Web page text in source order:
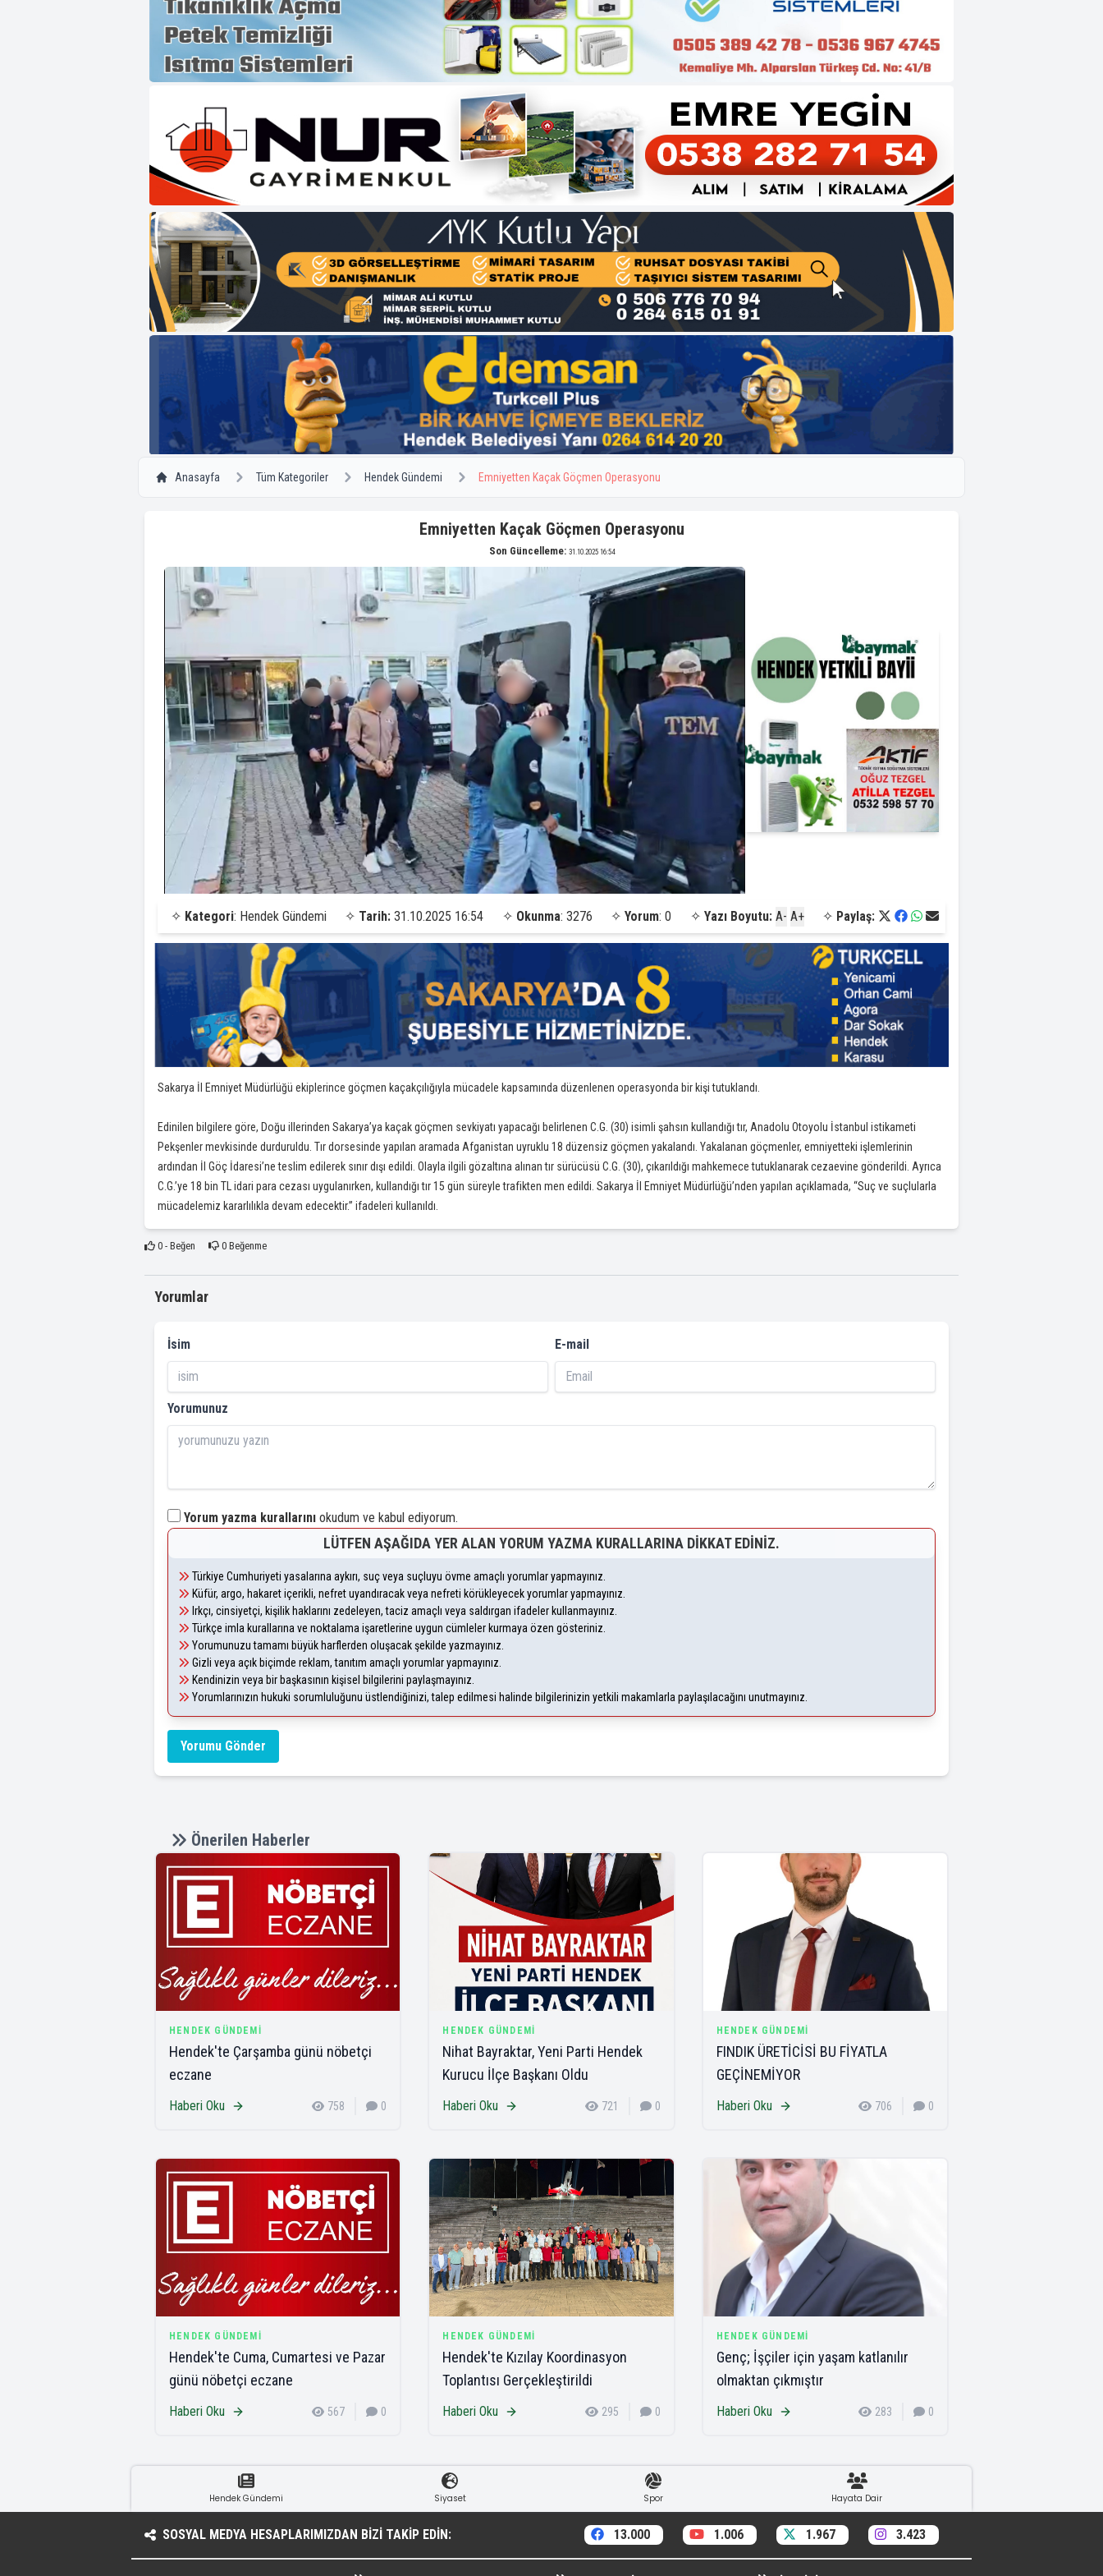
Anasayfa Tüm Kategoriler Hendek Gündemi Emniyetten Kaçak Göçmen Operasyonu
Emniyetten Kaçak Göçmen Operasyonu
Son Güncelleme: 31.10.2025 16:54
✧ Kategori: Hendek Gündemi ✧ Tarih: 31.10.2025 16:54 ✧ Okunma: 3276 ✧Yorum: 0 ✧ Yazı Boyutu: A- A+ ✧ Paylaş:
Sakarya İl Emniyet Müdürlüğü ekiplerince göçmen kaçakçılığıyla mücadele kapsamında düzenlenen operasyonda bir kişi tutuklandı.
Edinilen bilgilere göre, Doğu illerinden Sakarya’ya kaçak göçmen sevkiyatı yapacağı belirlenen C.G. (30) isimli şahsın kullandığı tır, Anadolu Otoyolu İstanbul istikameti
Pekşenler mevkisinde durduruldu. Tır dorsesinde yapılan aramada Afganistan uyruklu 18 düzensiz göçmen yakalandı. Yakalanan göçmenler, emniyetteki işlemlerinin
ardından İl Göç İdaresi’ne teslim edilerek sınır dışı edildi. Olayla ilgili gözaltına alınan tır sürücüsü C.G. (30), çıkarıldığı mahkemece tutuklanarak cezaevine gönderildi. Ayrıca
C.G.’ye 18 bin TL idari para cezası uygulanırken, kullandığı tır 15 gün süreyle trafikten men edildi. Sakarya İl Emniyet Müdürlüğü’nden yapılan açıklamada, “Suç ve suçlularla
mücadelemiz kararlılıkla devam edecektir.” ifadeleri kullanıldı.
0- Beğen 0Beğenme
Yorumlar
İsim E-mail
Yorumunuz
Yorum yazma kurallarını okudum ve kabul ediyorum.
LÜTFEN AŞAĞIDA YER ALAN YORUM YAZMA KURALLARINA DIKKAT EDINIZ.
Türkiye Cumhuriyeti yasalarına aykırı, suç veya suçluyu övme amaçlı yorumlar yapmayınız.
Küfür, argo, hakaret içerikli, nefret uyandıracak veya nefreti körükleyecek yorumlar yapmayınız.
Irkçı, cinsiyetçi, kişilik haklarını zedeleyen, taciz amaçlı veya saldırgan ifadeler kullanmayınız.
Türkçe imla kurallarına ve noktalama işaretlerine uygun cümleler kurmaya özen gösteriniz.
Yorumunuzu tamamı büyük harflerden oluşacak şekilde yazmayınız.
Gizli veya açık biçimde reklam, tanıtım amaçlı yorumlar yapmayınız.
Kendinizin veya bir başkasının kişisel bilgilerini paylaşmayınız.
Yorumlarınızın hukuki sorumluluğunu üstlendiğinizi, talep edilmesi halinde bilgilerinizin yetkili makamlarla paylaşılacağını unutmayınız.
Yorumu Gönder
Önerilen Haberler
HENDEK GÜNDEMI
Hendek'te Çarşamba günü nöbetçi
eczane
Haberi Oku 758 0
HENDEK GÜNDEMI
Nihat Bayraktar, Yeni Parti Hendek
Kurucu İlçe Başkanı Oldu
Haberi Oku 721 0
HENDEK GÜNDEMI
FINDIK ÜRETİCİSİ BU FİYATLA
GEÇİNEMİYOR
Haberi Oku 706 0
HENDEK GÜNDEMI
Hendek'te Cuma, Cumartesi ve Pazar
günü nöbetçi eczane
Haberi Oku 567 0
HENDEK GÜNDEMI
Hendek'te Kızılay Koordinasyon
Toplantısı Gerçekleştirildi
Haberi Oku 295 0
HENDEK GÜNDEMI
Genç; İşçiler için yaşam katlanılır
olmaktan çıkmıştır
Haberi Oku 283 0
Hendek Gündemi Siyaset Spor Hayata Dair
SOSYAL MEDYA HESAPLARIMIZDAN BIZI TAKIP EDIN: 13.000 1.006 1.967 3.423